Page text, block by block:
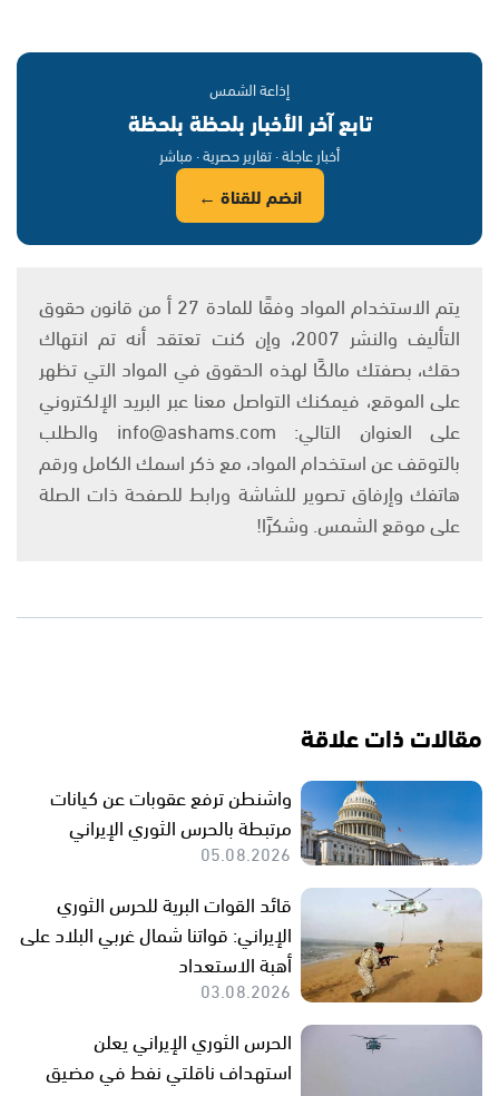
إذاعة الشمس
تابع آخر الأخبار بلحظة بلحظة
أخبار عاجلة · تقارير حصرية · مباشر
انضم للقناة ←
يتم الاستخدام المواد وفقًا للمادة 27 أ من قانون حقوق
التأليف والنشر 2007، وإن كنت تعتقد أنه تم انتهاك
حقك، بصفتك مالكًا لهذه الحقوق في المواد التي تظهر
على الموقع، فيمكنك التواصل معنا عبر البريد الإلكتروني
على العنوان التالي: info@ashams.com والطلب
بالتوقف عن استخدام المواد، مع ذكر اسمك الكامل ورقم
هاتفك وإرفاق تصوير للشاشة ورابط للصفحة ذات الصلة
على موقع الشمس. وشكرًا!
مقالات ذات علاقة
واشنطن ترفع عقوبات عن كيانات
مرتبطة بالحرس الثوري الإيراني
05.08.2026
قائد القوات البرية للحرس الثوري
الإيراني: قواتنا شمال غربي البلاد على
أهبة الاستعداد
03.08.2026
الحرس الثوري الإيراني يعلن
استهداف ناقلتي نفط في مضيق